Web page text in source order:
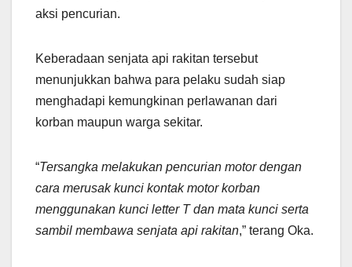
aksi pencurian.
Keberadaan senjata api rakitan tersebut
menunjukkan bahwa para pelaku sudah siap
menghadapi kemungkinan perlawanan dari
korban maupun warga sekitar.
“Tersangka melakukan pencurian motor dengan
cara merusak kunci kontak motor korban
menggunakan kunci letter T dan mata kunci serta
sambil membawa senjata api rakitan,” terang Oka.